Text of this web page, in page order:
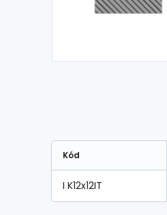
Kód
I K12x12IT